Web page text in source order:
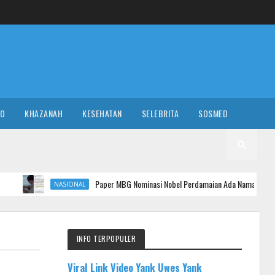
KHAZANAH KESEHATAN SELEBRITA SOSMED
NASIONAL Paper MBG Nominasi Nobel Perdamaian Ada Nama Prabowo,
INFO TERPOPULER
Viral Link Video Yank Uwes Yank